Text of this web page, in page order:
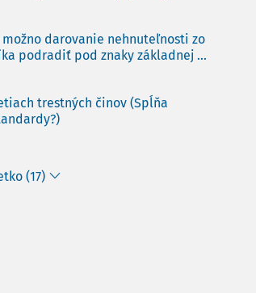
možno darovanie nehnuteľnosti zo
podradiť pod znaky základnej ...
trestných činov (Spĺňa
(17)